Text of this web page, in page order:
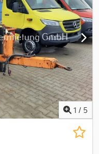
Irrtümer
1 / 5